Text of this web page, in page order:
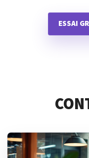
ESSAI